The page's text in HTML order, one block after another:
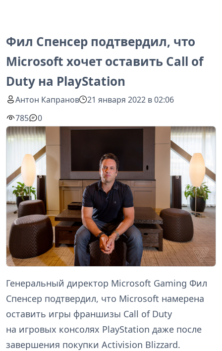
Фил Спенсер подтвердил, что
Microsoft хочет оставить Call of
Duty на PlayStation
Антон Капранов
21 января 2022 в 02:06
785
0
Генеральный директор Microsoft Gaming Фил
Спенсер подтвердил, что Microsoft намерена
оставить игры франшизы Call of Duty
на игровых консолях PlayStation даже после
завершения покупки Activision Blizzard.